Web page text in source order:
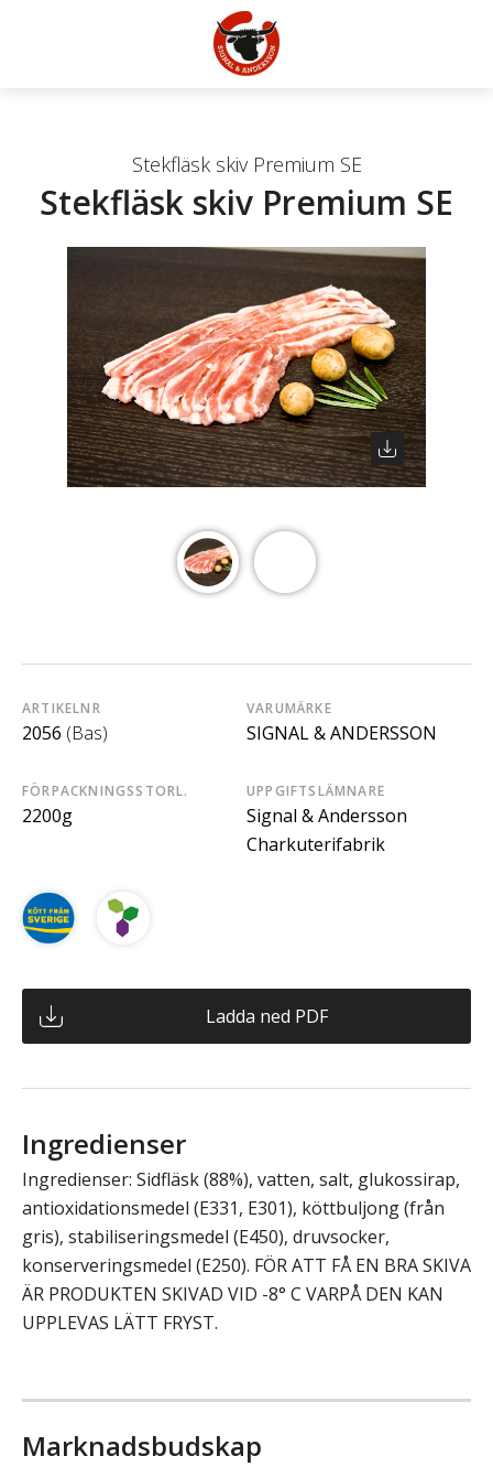
Stekfläsk skiv Premium SE
Stekfläsk skiv Premium SE
ARTIKELNR
2056 (Bas)
VARUMÄRKE
SIGNAL & ANDERSSON
FÖRPACKNINGSSTORL.
2200g
UPPGIFTSLÄMNARE
Signal & Andersson
Charkuterifabrik
Ladda ned PDF
Ingredienser
Ingredienser: Sidfläsk (88%), vatten, salt, glukossirap,
antioxidationsmedel (E331, E301), köttbuljong (från
gris), stabiliseringsmedel (E450), druvsocker,
konserveringsmedel (E250). FÖR ATT FÅ EN BRA SKIVA
ÄR PRODUKTEN SKIVAD VID -8° C VARPÅ DEN KAN
UPPLEVAS LÄTT FRYST.
Marknadsbudskap